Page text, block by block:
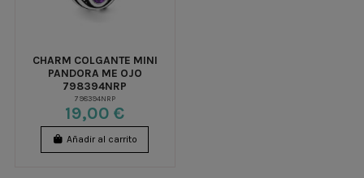
CHARM COLGANTE MINI
PANDORA ME OJO
798394NRP
798394NRP
19,00 €
Añadir al carrito